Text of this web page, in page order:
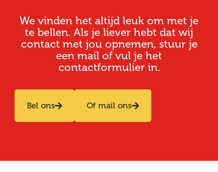
We vinden het altijd leuk om met je
te bellen. Als je liever hebt dat wij
contact met jou opnemen, stuur je
een mail of vul je het
contactformulier in.
Bel ons Of mail ons